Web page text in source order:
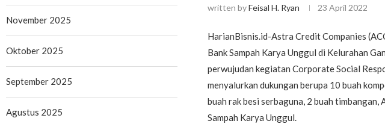
written byFeisal H. Ryan 23 April 2022
HarianBisnis.id-Astra Credit Companies
Bank Sampah Karya Unggul di Kelurahan
perwujudan kegiatan Corporate Social
menyalurkan dukungan berupa 10 buah
buah rak besi serbaguna, 2 buah
Sampah Karya Unggul.
November 2025
Oktober 2025
September 2025
Agustus 2025